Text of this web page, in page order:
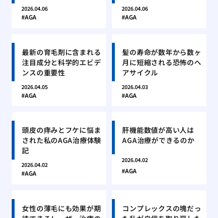
2026.04.06
AGA
2026.04.06
AGA
最新の育毛剤に含まれる
注目成分と科学的エビデ
ンスの重要性
2026.04.05
AGA
髪の寿命が数年から数ヶ
月に短縮される恐怖のヘ
アサイクル
2026.04.03
AGA
頭皮の痒みとフケに悩ま
された私のAGA治療体験
記
2026.04.02
AGA
肝機能数値が高い人は
AGA治療ができるのか
2026.04.02
AGA
女性の薄毛にも効果が期
コンプレックスの塊だっ